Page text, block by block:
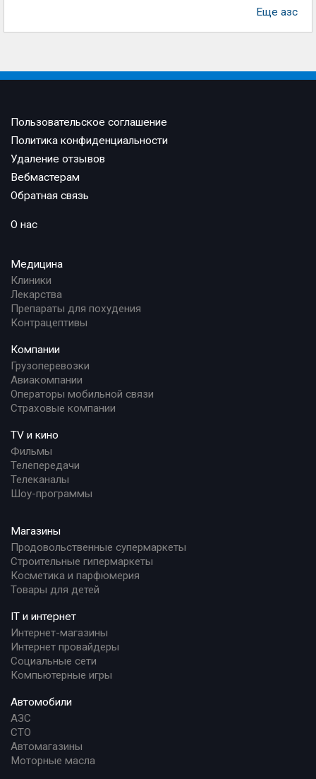
Еще азс
Пользовательское соглашение
Политика конфиденциальности
Удаление отзывов
Вебмастерам
Обратная связь
О нас
Медицина
Клиники
Лекарства
Препараты для похудения
Контрацептивы
Компании
Грузоперевозки
Авиакомпании
Операторы мобильной связи
Страховые компании
TV и кино
Фильмы
Телепередачи
Телеканалы
Шоу-программы
Магазины
Продовольственные супермаркеты
Строительные гипермаркеты
Косметика и парфюмерия
Товары для детей
IT и интернет
Интернет-магазины
Интернет провайдеры
Социальные сети
Компьютерные игры
Автомобили
АЗС
СТО
Автомагазины
Моторные масла